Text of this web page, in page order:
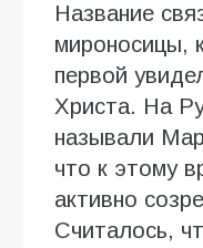
Название
мироносицы,
первой
Христа. На
называли
что к этому
активно
Считалось,